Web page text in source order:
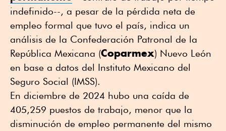
indefinido--, a pesar de la pérdida neta de
empleo formal que tuvo el país, indica un
análisis de la Confederación Patronal de la
República Mexicana (Coparmex) Nuevo León
en base a datos del Instituto Mexicano del
Seguro Social (IMSS).
En diciembre de 2024 hubo una caída de
405,259 puestos de trabajo, menor que la
disminución de empleo permanente del mismo